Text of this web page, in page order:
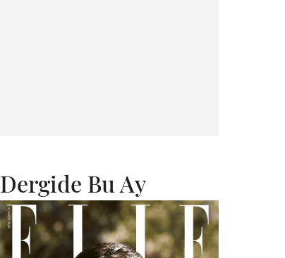
Dergide Bu Ay